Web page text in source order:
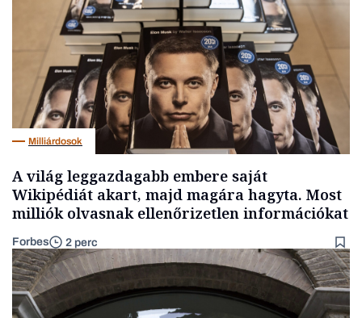
Milliárdosok
A világ leggazdagabb embere saját
Wikipédiát akart, majd magára hagyta. Most
milliók olvasnak ellenőrizetlen információkat
Forbes 2 perc